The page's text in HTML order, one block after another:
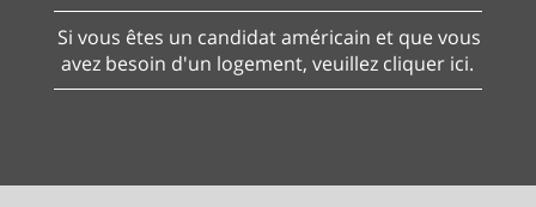
Si vous êtes un candidat américain et que vous
avez besoin d'un logement, veuillez cliquer ici.